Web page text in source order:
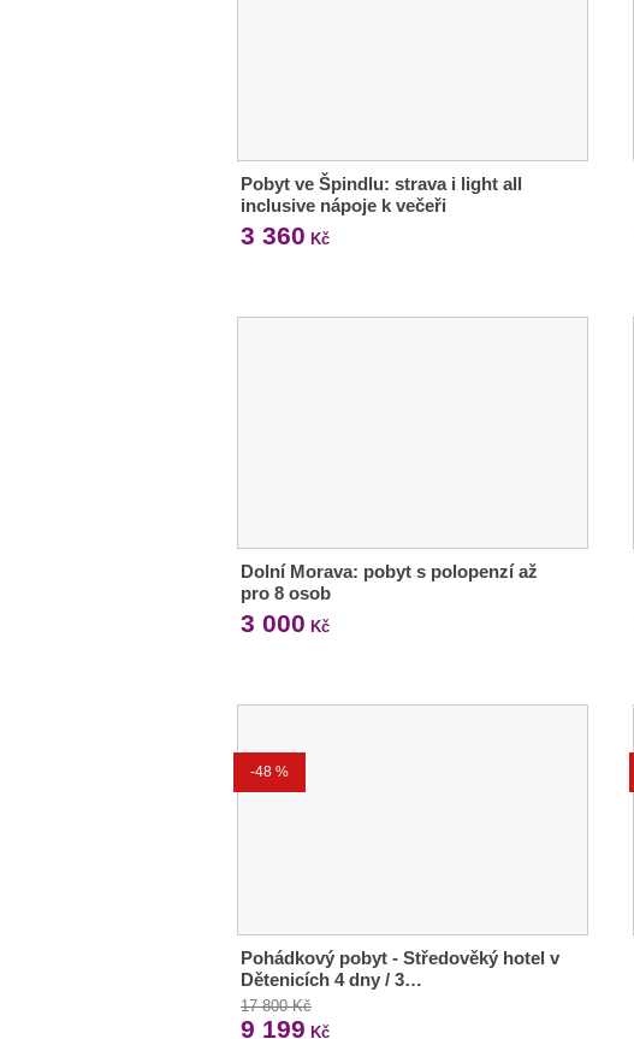
Pobyt ve Špindlu: strava i light all
inclusive nápoje k večeři
3 360 Kč
Dolní Morava: pobyt s polopenzí až
pro 8 osob
3 000 Kč
-48 %
Pohádkový pobyt - Středověký hotel v
Dětenicích 4 dny / 3…
17 800 Kč
9 199 Kč